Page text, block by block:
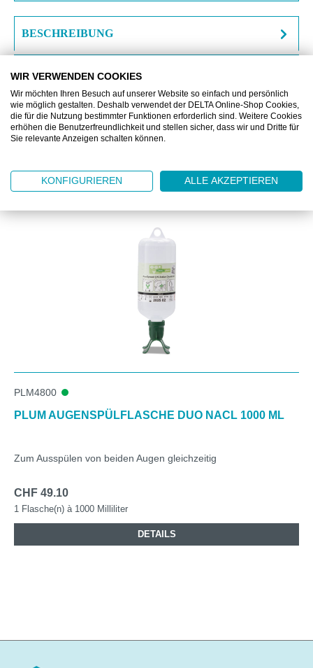
BESCHREIBUNG
DOWNLOAD
Produktgalerie überspringen
Zubehör
PLM4800
PLUM AUGENSPÜLFLASCHE DUO NACL 1000 ML
Zum Ausspülen von beiden Augen gleichzeitig
CHF 49.10
1 Flasche(n) à 1000 Milliliter
DETAILS
WIR VERWENDEN COOKIES
Wir möchten Ihren Besuch auf unserer Website so einfach und persönlich
wie möglich gestalten. Deshalb verwendet der DELTA Online-Shop Cookies,
die für die Nutzung bestimmter Funktionen erforderlich sind. Weitere Cookies
erhöhen die Benutzerfreundlichkeit und stellen sicher, dass wir und Dritte für
Sie relevante Anzeigen schalten können.
KONFIGURIEREN ALLE AKZEPTIEREN